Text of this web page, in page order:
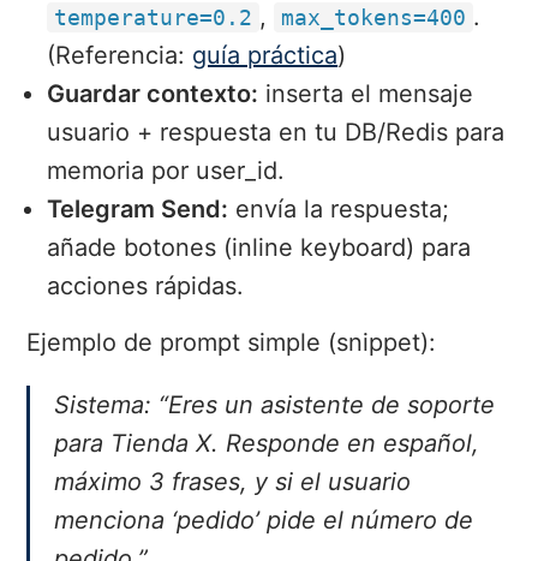
temperature=0.2 , max_tokens=400 .
(Referencia: guía práctica)
Guardar contexto: inserta el mensaje
usuario + respuesta en tu DB/Redis para
memoria por user_id.
Telegram Send: envía la respuesta;
añade botones (inline keyboard) para
acciones rápidas.
Ejemplo de prompt simple (snippet):
Sistema: “Eres un asistente de soporte
para Tienda X. Responde en español,
máximo 3 frases, y si el usuario
menciona ‘pedido’ pide el número de